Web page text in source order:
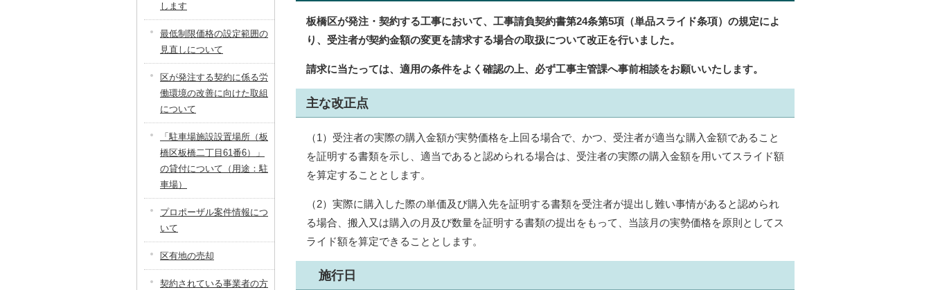
板橋区が発注・契約する工事において、工事請負契約書第24条第5項（単品スライド条項）の規定によ
り、受注者が契約金額の変更を請求する場合の取扱について改正を行いました。
請求に当たっては、適用の条件をよく確認の上、必ず工事主管課へ事前相談をお願いいたします。
主な改正点
（1）受注者の実際の購入金額が実勢価格を上回る場合で、かつ、受注者が適当な購入金額であること
を証明する書類を示し、適当であると認められる場合は、受注者の実際の購入金額を用いてスライド額
を算定することとします。
（2）実際に購入した際の単価及び購入先を証明する書類を受注者が提出し難い事情があると認められ
る場合、搬入又は購入の月及び数量を証明する書類の提出をもって、当該月の実勢価格を原則としてス
ライド額を算定できることとします。
施行日
します
最低制限価格の設定範囲の
見直しについて
区が発注する契約に係る労
働環境の改善に向けた取組
について
「駐車場施設設置場所（板
橋区板橋二丁目61番6）」
の貸付について（用途：駐
車場）
プロポーザル案件情報につ
いて
区有地の売却
契約されている事業者の方